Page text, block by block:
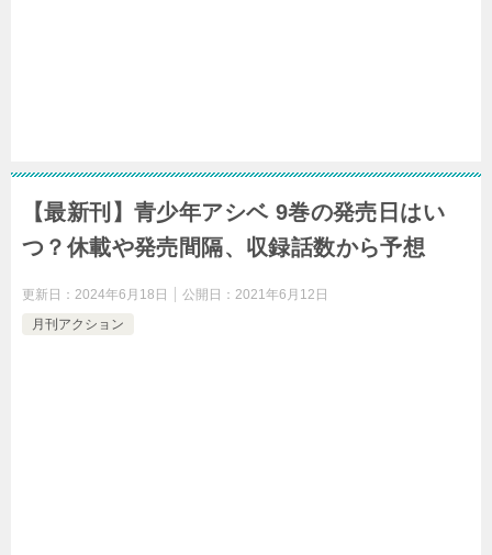
【最新刊】青少年アシベ 9巻の発売日はい
つ？休載や発売間隔、収録話数から予想
更新日： 2024年6月18日 公開日： 2021年6月12日
月刊アクション